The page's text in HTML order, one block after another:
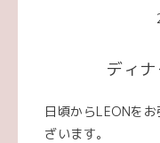
ディ
日頃からLEONを
ざいます。